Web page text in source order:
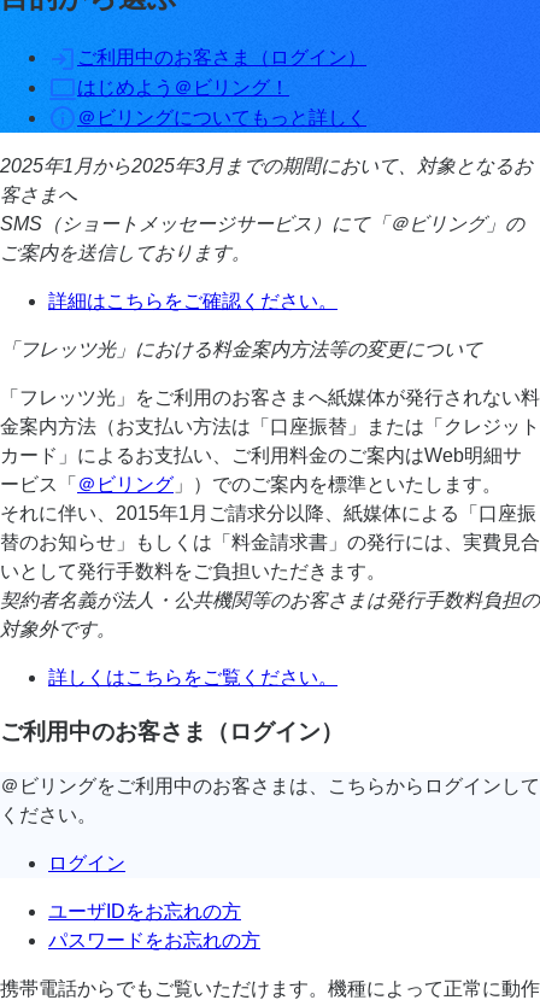
ご利用中のお客さま（ログイン）
はじめよう＠ビリング！
＠ビリングについてもっと詳しく
2025年1月から2025年3月までの期間において、対象となるお
客さまへ
SMS（ショートメッセージサービス）にて「＠ビリング」の
ご案内を送信しております。
詳細はこちらをご確認ください。
「フレッツ光」における料金案内方法等の変更について
「フレッツ光」をご利用のお客さまへ紙媒体が発行されない料
金案内方法（お支払い方法は「口座振替」または「クレジット
カード」によるお支払い、ご利用料金のご案内はWeb明細サ
ービス「 ＠ビリング 」）でのご案内を標準といたします。
それに伴い、2015年1月ご請求分以降、紙媒体による「口座振
替のお知らせ」もしくは「料金請求書」の発行には、実費見合
いとして発行手数料をご負担いただきます。
契約者名義が法人・公共機関等のお客さまは発行手数料負担の
対象外です。
詳しくはこちらをご覧ください。
ご利用中のお客さま（ログイン）
＠ビリングをご利用中のお客さまは、こちらからログインして
ください。
ログイン
ユーザIDをお忘れの方
パスワードをお忘れの方
携帯電話からでもご覧いただけます。機種によって正常に動作